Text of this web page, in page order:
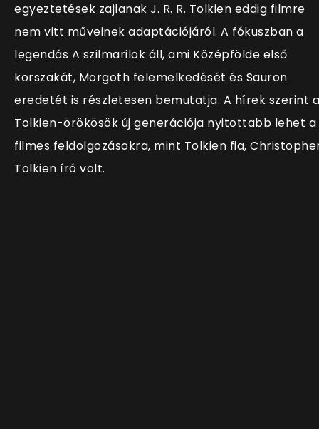
egyeztetések zajlanak J. R. R. Tolkien eddig filmre
nem vitt műveinek adaptációjáról. A fókuszban a
legendás A szilmarilok áll, ami Középfölde első
korszakát, Morgoth felemelkedését és Sauron
eredetét is részletesen bemutatja. A hírek szerint a
Tolkien-örökösök új generációja nyitottabb lehet a
filmes feldolgozásokra, mint Tolkien fia,
Tolkien író volt.